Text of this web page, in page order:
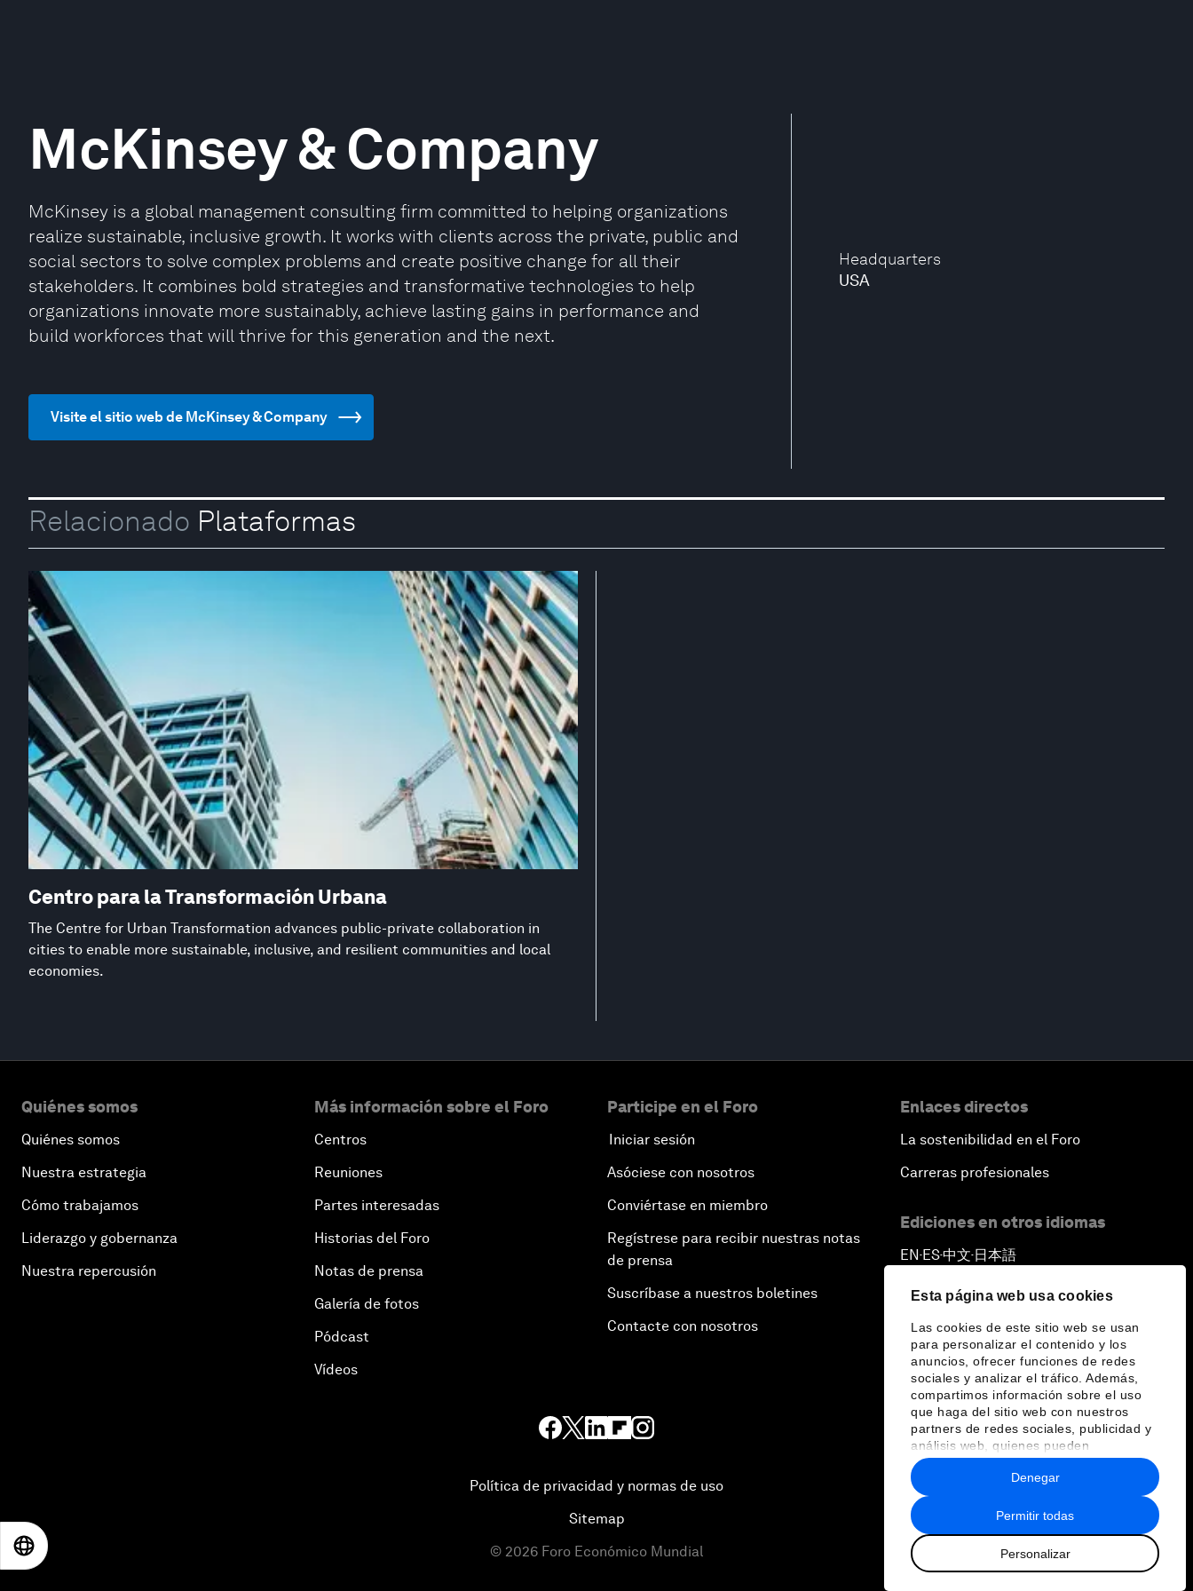
Esta página web usa cookies
Las cookies de este sitio web se usan
para personalizar el contenido y los
anuncios, ofrecer funciones de redes
sociales y analizar el tráfico. Además,
compartimos información sobre el uso
que haga del sitio web con nuestros
partners de redes sociales, publicidad y
análisis web, quienes pueden
combinarla con otra información que les
haya proporcionado o que hayan
recopilado a partir del uso que haya
hecho de sus servicios.
Permitir todas
Personalizar
Denegar
Headquarters
USA
McKinsey & Company
McKinsey is a global management consulting firm committed to helping organizations
realize sustainable, inclusive growth. It works with clients across the private, public and
social sectors to solve complex problems and create positive change for all their
stakeholders. It combines bold strategies and transformative technologies to help
organizations innovate more sustainably, achieve lasting gains in performance and
build workforces that will thrive for this generation and the next.
Visite el sitio web de McKinsey & Company
Relacionado Plataformas
Centro para la Transformación Urbana
The Centre for Urban Transformation advances public-private collaboration in
cities to enable more sustainable, inclusive, and resilient communities and local
economies.
Quiénes somos
Quiénes somos
Nuestra estrategia
Cómo trabajamos
Liderazgo y gobernanza
Nuestra repercusión
Más información sobre el Foro
Centros
Reuniones
Partes interesadas
Historias del Foro
Notas de prensa
Galería de fotos
Pódcast
Vídeos
Participe en el Foro
Iniciar sesión
Asóciese con nosotros
Conviértase en miembro
Regístrese para recibir nuestras notas
de prensa
Suscríbase a nuestros boletines
Contacte con nosotros
Enlaces directos
La sostenibilidad en el Foro
Carreras profesionales
Ediciones en otros idiomas
EN ▪ES▪中文▪ 日本語
Política de privacidad y normas de uso
Sitemap
© 2026 Foro Económico Mundial